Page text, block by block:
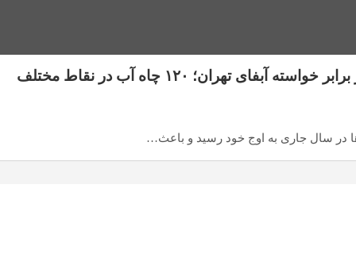
تسلیم شدن وزارت نیرو در برابر خواسته آبفای تهران؛ ۱۲۰ چاه آب در نقاط مختلف
در سال جاری به اوج خود رسید و باعث…